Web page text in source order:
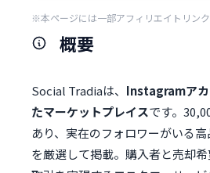
※本ページには一部アフィリエイトリンク
概要
Social Tradiaは、 Instagramアカ
たマーケットプレイスです。
あり、実在のフォロワーがいる
を厳選して掲載。購入者と売却